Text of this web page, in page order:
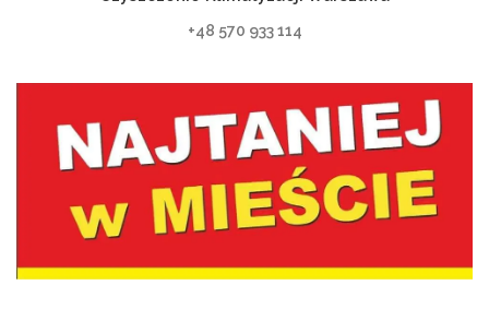
+48 570 933 114